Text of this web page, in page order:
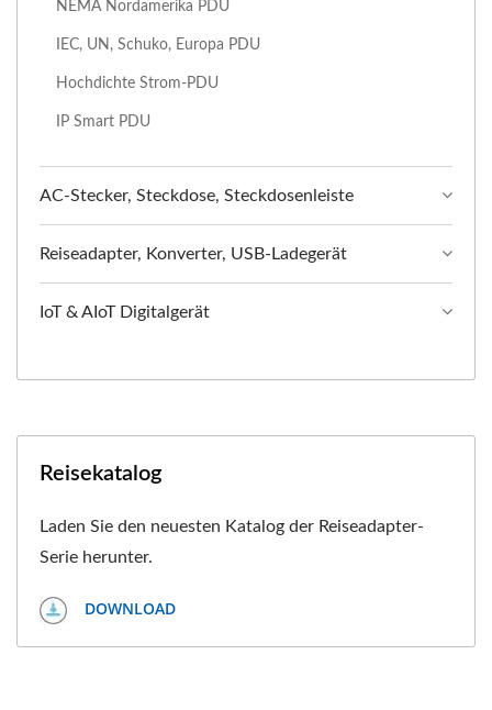
NEMA Nordamerika PDU
IEC, UN, Schuko, Europa PDU
Hochdichte Strom-PDU
IP Smart PDU
AC-Stecker, Steckdose, Steckdosenleiste
Reiseadapter, Konverter, USB-Ladegerät
IoT & AIoT Digitalgerät
Reisekatalog
Laden Sie den neuesten Katalog der Reiseadapter-
Serie herunter.
DOWNLOAD